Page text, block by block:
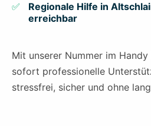
Regionale Hilfe in
erreichbar
Mit unserer Nummer im
sofort professionelle
stressfrei, sicher und ohne